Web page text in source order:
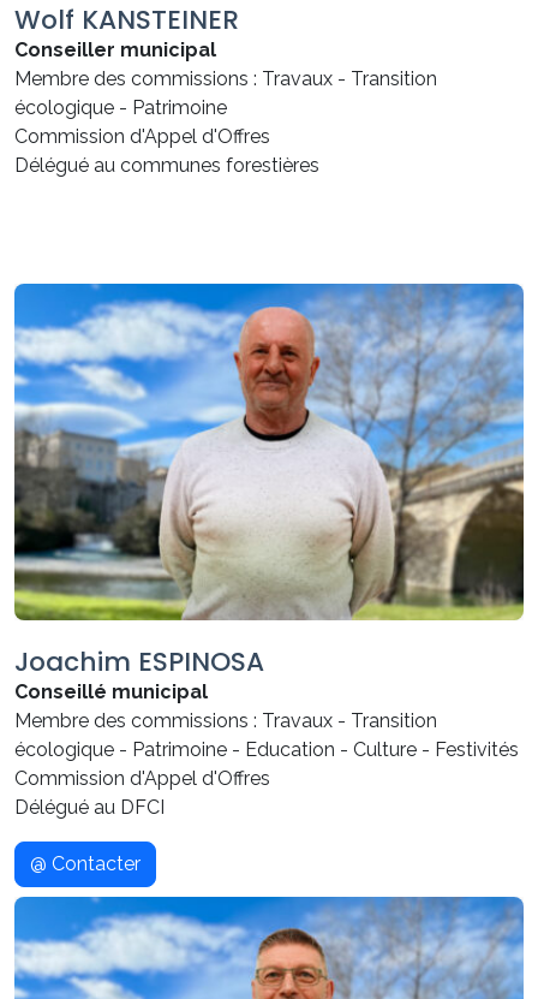
Wolf KANSTEINER
Conseiller municipal
Membre des commissions : Travaux - Transition
écologique - Patrimoine
Commission d'Appel d'Offres
Délégué au communes forestières
Joachim ESPINOSA
Conseillé municipal
Membre des commissions : Travaux - Transition
écologique - Patrimoine - Education - Culture - Festivités
Commission d'Appel d'Offres
Délégué au DFCI
@ Contacter